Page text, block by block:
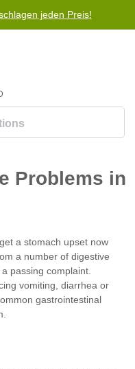
jeden Preis!
für Bestellungen über $50